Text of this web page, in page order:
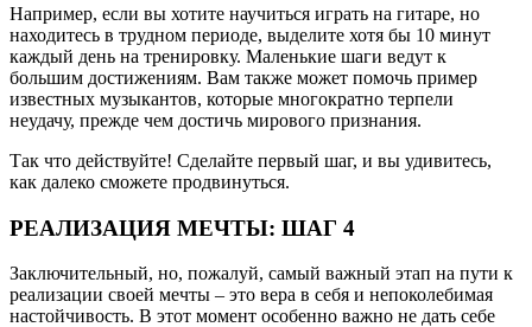
Например, если вы хотите научиться играть на гитаре, но
находитесь в трудном периоде, выделите хотя бы 10 минут
каждый день на тренировку. Маленькие шаги ведут к
большим достижениям. Вам также может помочь пример
известных музыкантов, которые многократно терпели
неудачу, прежде чем достичь мирового признания.
Так что действуйте! Сделайте первый шаг, и вы удивитесь,
как далеко сможете продвинуться.
РЕАЛИЗАЦИЯ МЕЧТЫ: ШАГ 4
Заключительный, но, пожалуй, самый важный этап на пути к
реализации своей мечты – это вера в себя и непоколебимая
настойчивость. В этот момент особенно важно не дать себе